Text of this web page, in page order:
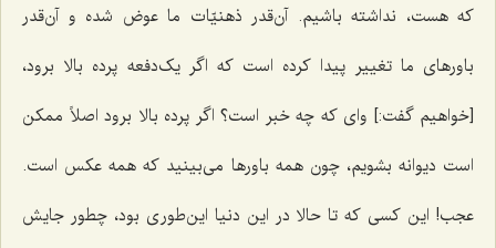
که هست، نداشته باشیم. آن‌قدر ذهنیّات ما عوض شده و آن‌قدر
باورهای ما تغییر پیدا کرده است که اگر یک‌دفعه پرده بالا برود،
[خواهیم گفت:] وای که چه خبر است؟ اگر پرده بالا برود اصلاً ممکن
است دیوانه بشویم، چون همه باورها می‌بینید که همه عکس است.
عجب! این کسی که تا حالا در این دنیا این‌طوری بود، چطور جایش